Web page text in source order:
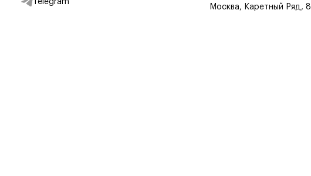
Telegram
Москва, Каретный Ряд, 8